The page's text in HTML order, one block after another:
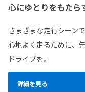
心にゆとりをもたら
さまざまな走行シーン
心地よく走るために、
ドライブを。
詳細を見る